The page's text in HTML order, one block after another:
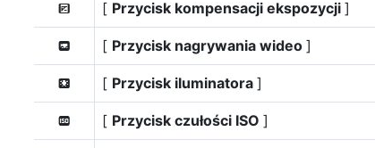
E [ Przycisk kompensacji ekspozycji ]
z [ Przycisk nagrywania wideo ]
W [ Przycisk iluminatora ]
F [ Przycisk czułości ISO ]